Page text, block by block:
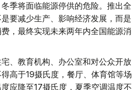
季将面临能源停供的危险。推出全
要减少生产、影响经济发展，而是
，最终实现未来两年内全国能源消
、教育机构、办公室和对公众开放
高于19摄氏度，餐厅、体育馆等场
应降至17摄氏度，夏季空调温度不